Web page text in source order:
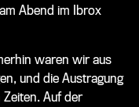
Abend im Ibrox
waren wir aus
und die Austragung
Zeiten. Auf der